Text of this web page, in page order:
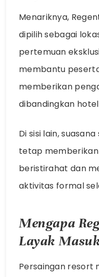
Menariknya,
dipilih sebagai
pertemuan
membantu
memberikan
dibandingkan
Di sisi lain,
tetap
beristirahat dan
aktivitas formal
Mengapa
Layak
Persaingan resort